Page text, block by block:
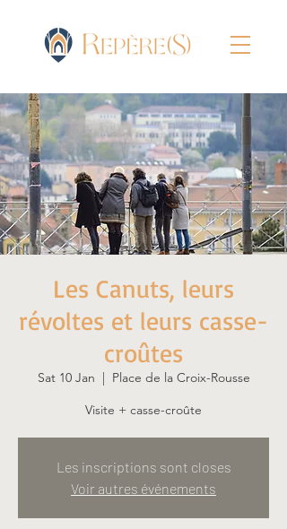
Les Canuts, leurs
révoltes et leurs casse-
croûtes
Sat 10 Jan
  |
Place de la Croix-Rousse
Visite + casse-croûte
Les inscriptions sont closes
Voir autres événements